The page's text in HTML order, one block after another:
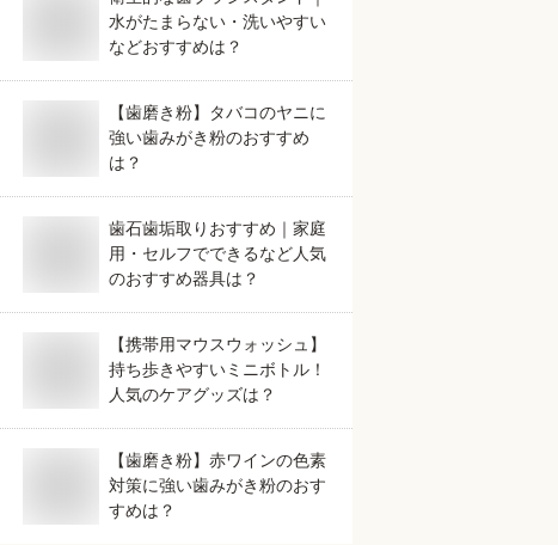
水がたまらない・洗いやすい
などおすすめは？
【歯磨き粉】タバコのヤニに
強い歯みがき粉のおすすめ
は？
歯石歯垢取りおすすめ｜家庭
用・セルフでできるなど人気
のおすすめ器具は？
【携帯用マウスウォッシュ】
持ち歩きやすいミニボトル！
人気のケアグッズは？
【歯磨き粉】赤ワインの色素
対策に強い歯みがき粉のおす
すめは？